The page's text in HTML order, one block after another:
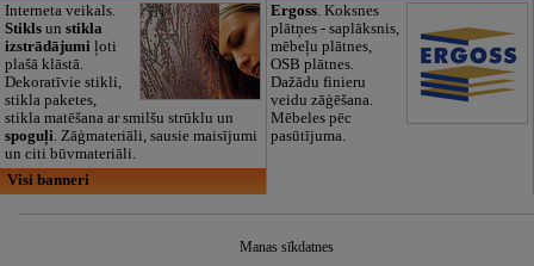
Interneta veikals.
Stiklsun stikla
izstrādājumi ļoti
plašā klāstā.
Dekoratīvie stikli,
stikla paketes,
stikla matēšana ar smilšu strūklu un
spoguļi . Zāģmateriāli, sausie maisījumi
un citi būvmateriāli.
Ergoss . Koksnes
plātņes - saplāksnis,
mēbeļu plātnes,
OSB plātnes.
Dažādu finieru
veidu zāģēšana.
Mēbeles pēc
pasūtījuma.
Visi banneri
Manas sīkdatnes